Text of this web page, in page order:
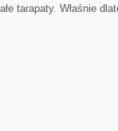
tarapaty. Właśnie